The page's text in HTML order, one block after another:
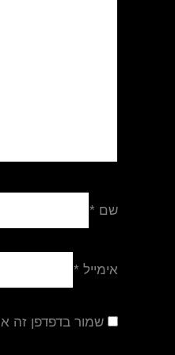
שם *
אימייל *
שמור בדפדפן זה